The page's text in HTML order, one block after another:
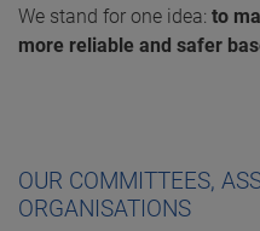
We stand for one idea: to
more reliable and safer
OUR COMMITTEES,
ORGANISATIONS